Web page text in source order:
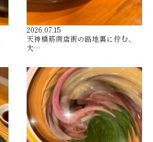
2026.07.15
天神橋筋商店街の路地裏に佇む、
大…